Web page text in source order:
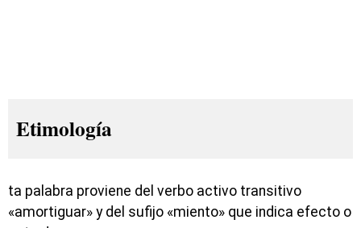
Etimología
ta palabra proviene del verbo activo transitivo
«amortiguar» y del sufijo «miento» que indica efecto o